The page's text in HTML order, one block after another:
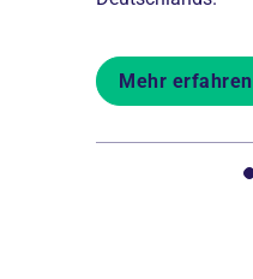
Mehr erfahren